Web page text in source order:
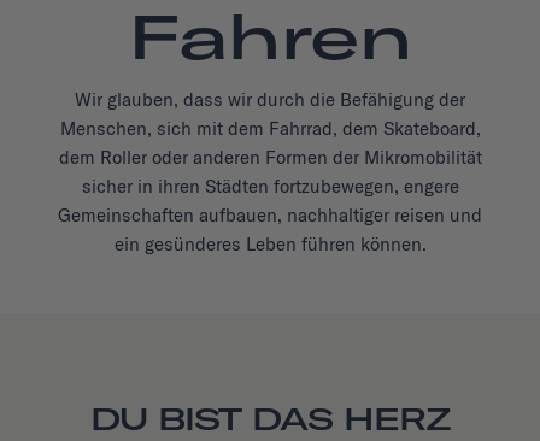
Fahren
Wir glauben, dass wir durch die Befähigung der
Menschen, sich mit dem Fahrrad, dem Skateboard,
dem Roller oder anderen Formen der Mikromobilität
sicher in ihren Städten fortzubewegen, engere
Gemeinschaften aufbauen, nachhaltiger reisen und
ein gesünderes Leben führen können.
DU BIST DAS HERZ